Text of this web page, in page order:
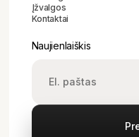
Įžvalgos
Kontaktai
Naujienlaiškis